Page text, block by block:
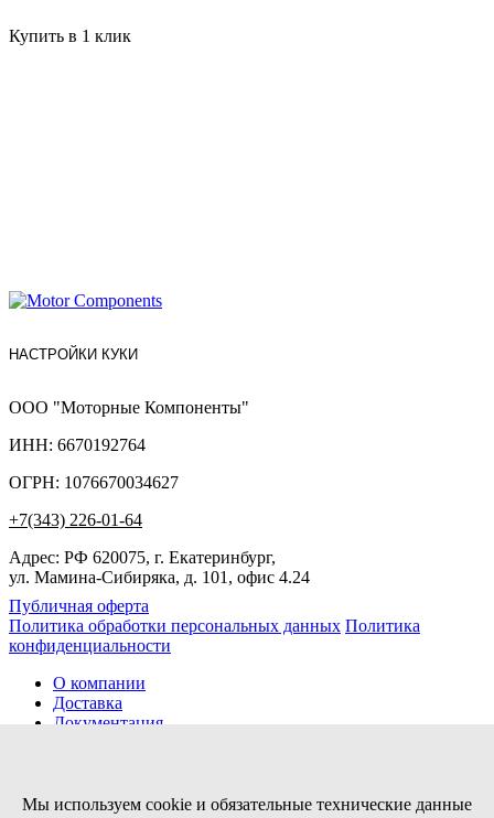
Купить в 1 клик
НАСТРОЙКИ КУКИ
ООО "Моторные Компоненты"
ИНН: 6670192764
ОГРН: 1076670034627
+7(343) 226-01-64
Адрес: РФ 620075, г. Екатеринбург,
ул. Мамина-Сибиряка, д. 101, офис 4.24
Публичная оферта
Политика обработки персональных данных Политика
конфиденциальности
О компании
Доставка
Документация
Контакты
Мы используем cookie и обязательные технические данные